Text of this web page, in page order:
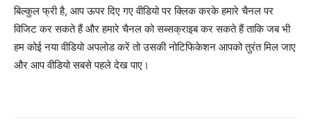
बिल्कुल फ्री है, आप ऊपर दिए गए वीडियो पर क्लिक करके हमारे चैनल पर
विजिट कर सकते हैं और हमारे चैनल को सब्सक्राइब कर सकते हैं ताकि जब भी
हम कोई नया वीडियो अपलोड करें तो उसकी नोटिफिकेशन आपको तुरंत मिल जाए
और आप वीडियो सबसे पहले देख पाए।